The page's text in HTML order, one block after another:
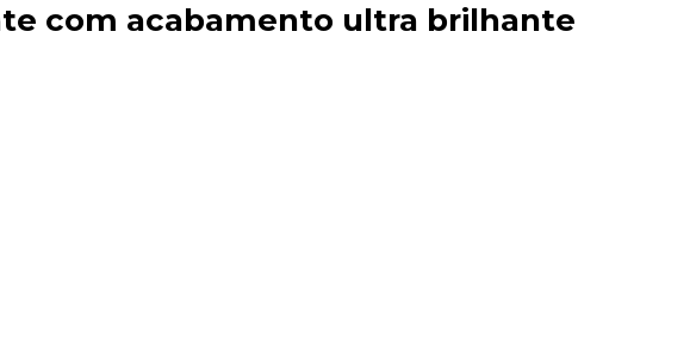
com acabamento ultra brilhante